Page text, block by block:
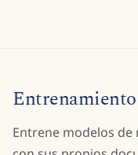
Entrene modelos